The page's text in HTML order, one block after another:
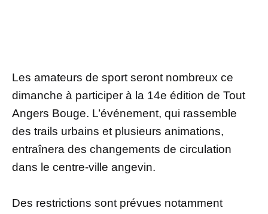
Les amateurs de sport seront nombreux ce
dimanche à participer à la 14e édition de Tout
Angers Bouge. L’événement, qui rassemble
des trails urbains et plusieurs animations,
entraînera des changements de circulation
dans le centre-ville angevin.
Des restrictions sont prévues notamment